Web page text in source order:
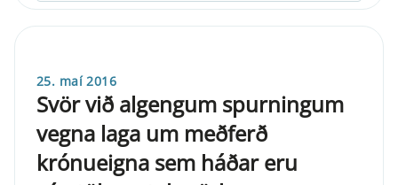
25. maí 2016
Svör við algengum spurningum
vegna laga um meðferð
krónueigna sem háðar eru